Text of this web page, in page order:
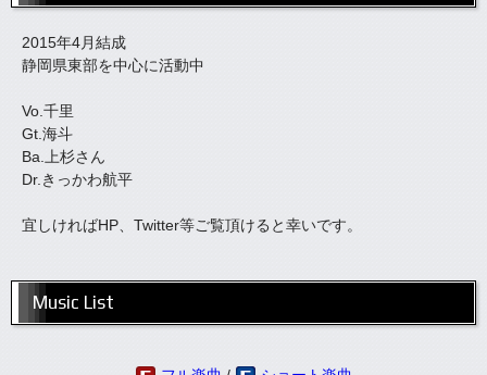
2015年4月結成
静岡県東部を中心に活動中
Vo.千里
Gt.海斗
Ba.上杉さん
Dr.きっかわ航平
宜しければHP、Twitter等ご覧頂けると幸いです。
Music List